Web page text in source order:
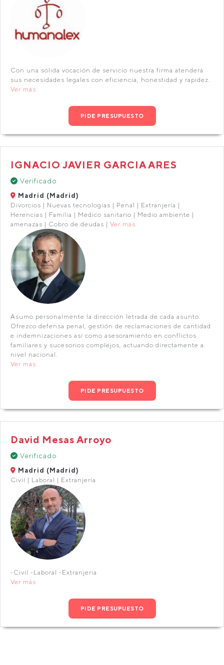
Con una sólida vocación de servicio nuestra firma atenderá
sus necesidades legales con eficiencia, honestidad y rapidez.
Ver más
PIDE PRESUPUESTO
IGNACIO JAVIER GARCIA ARES
Verificado
Madrid (Madrid)
Divorcios | Nuevas tecnologías | Penal | Extranjería |
Herencias | Familia | Médico sanitario | Medio ambiente |
amenazas | Cobro de deudas | Ver más
Asumo personalmente la dirección letrada de cada asunto.
Ofrezco defensa penal, gestión de reclamaciones de cantidad
e indemnizaciones así como asesoramiento en conflictos
familiares y sucesorios complejos, actuando directamente a
nivel nacional.
Ver más
PIDE PRESUPUESTO
David Mesas Arroyo
Verificado
Madrid (Madrid)
Civil | Laboral | Extranjería
-Civil -Laboral -Extranjeria
Ver más
PIDE PRESUPUESTO